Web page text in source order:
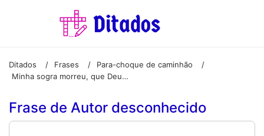
Ditados / Frases / Para-choque de caminhão
/
Minha sogra morreu, que Deus a receba com a mesma felicidade que a envio.
Frase de Autor desconhecido